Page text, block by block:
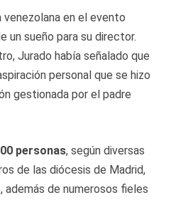
en el evento
un sueño para su director.
Jurado había señalado que
personal que se hizo
gestionada por el padre
personas, según diversas
de las diócesis de Madrid,
además de numerosos fieles